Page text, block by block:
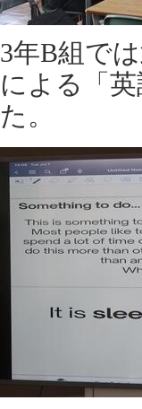
3年B組で
による「
た。